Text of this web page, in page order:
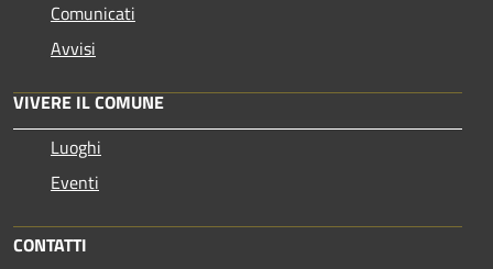
Comunicati
Avvisi
VIVERE IL COMUNE
Luoghi
Eventi
CONTATTI